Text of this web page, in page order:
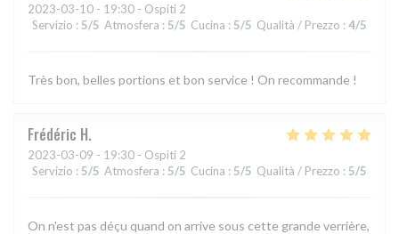
2023-03-10 - 19:30 - Ospiti 2
Servizio : 5/5 Atmosfera : 5/5 Cucina : 5/5 Qualità / Prezzo : 4/5
Très bon, belles portions et bon service ! On recommande !
Frédéric H
2023-03-09 - 19:30 - Ospiti 2
Servizio : 5/5 Atmosfera : 5/5 Cucina : 5/5 Qualità / Prezzo : 5/5
On n'est pas déçu quand on arrive sous cette grande verrière,